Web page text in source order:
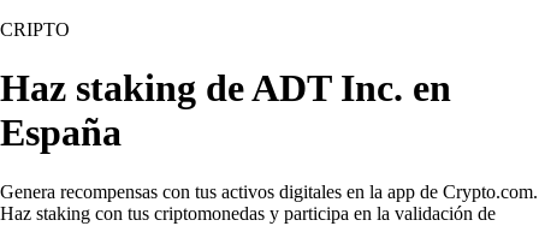
CRIPTO
Haz staking de ADT Inc. en
España
Genera recompensas con tus activos digitales en la app de Crypto.com.
Haz staking con tus criptomonedas y participa en la validación de